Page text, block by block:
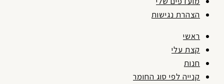
הצהרת נגישות
ראשי
קצת עלי
חנות
קנייה לפי סוג החומר